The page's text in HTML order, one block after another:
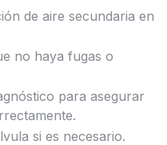
de aire secundaria en
no haya fugas o
para asegurar
si es necesario.